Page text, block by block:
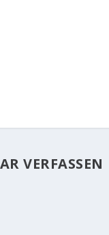
VERFASSEN